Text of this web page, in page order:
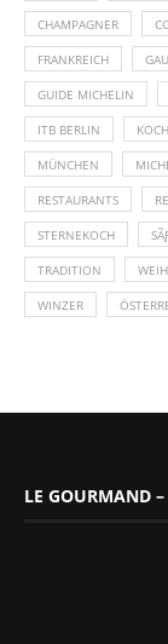
CHAMPAGNER
FRANKREICH
GUIDE MICHELIN
ITB BERLIN KOCH
MÜNCHEN
RESTAURANTS
STERNEKOCH
TRADITION
WINZER
LE GOURMAND